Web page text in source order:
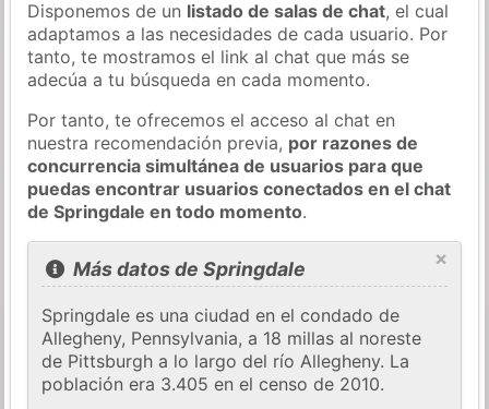
Disponemos de un listado de salas de chat, el cual
adaptamos a las necesidades de cada usuario. Por
tanto, te mostramos el link al chat que más se
adecúa a tu búsqueda en cada momento.
Por tanto, te ofrecemos el acceso al chat en
nuestra recomendación previa, por razones de
concurrencia simultánea de usuarios para que
puedas encontrar usuarios conectados en el chat
de Springdale en todo momento.
×
Más datos de Springdale
Springdale es una ciudad en el condado de
Allegheny, Pennsylvania, a 18 millas al noreste
de Pittsburgh a lo largo del río Allegheny. La
población era 3.405 en el censo de 2010.